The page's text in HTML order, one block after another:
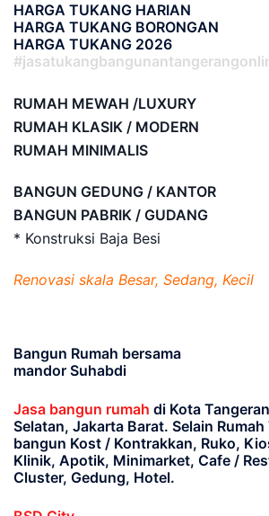
HARGA TUKANG HARIAN
HARGA TUKANG BORONGAN
HARGA TUKANG 2026
RUMAH MEWAH /LUXURY
RUMAH KLASIK / MODERN
RUMAH MINIMALIS
BANGUN GEDUNG / KANTOR
BANGUN PABRIK / GUDANG
* Konstruksi Baja Besi
Renovasi skala Besar, Sedang, Kecil
Bangun Rumah bersama
mandor Suhabdi
Jasa bangun rumah di Kota
Selatan, Jakarta Barat. Selain
bangun Kost / Kontrakkan, Ruko,
Klinik, Apotik, Minimarket, Cafe /
Cluster, Gedung, Hotel.